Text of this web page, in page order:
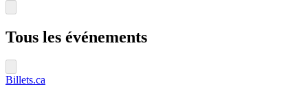
Tous les événements
Billets.ca